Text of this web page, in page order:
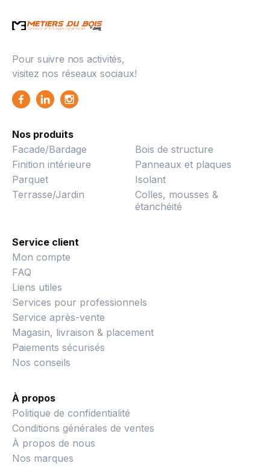
Pour suivre nos activités,
visitez nos réseaux sociaux!
Nos produits
Facade/Bardage
Finition intérieure
Parquet
Terrasse/Jardin
Bois de structure
Panneaux et plaques
Isolant
Colles, mousses &
étanchéité
Service client
Mon compte
FAQ
Liens utiles
Services pour professionnels
Service après-vente
Magasin, livraison & placement
Paiements sécurisés
Nos conseils
À propos
Politique de confidentialité
Conditions générales de ventes
À propos de nous
Nos marques